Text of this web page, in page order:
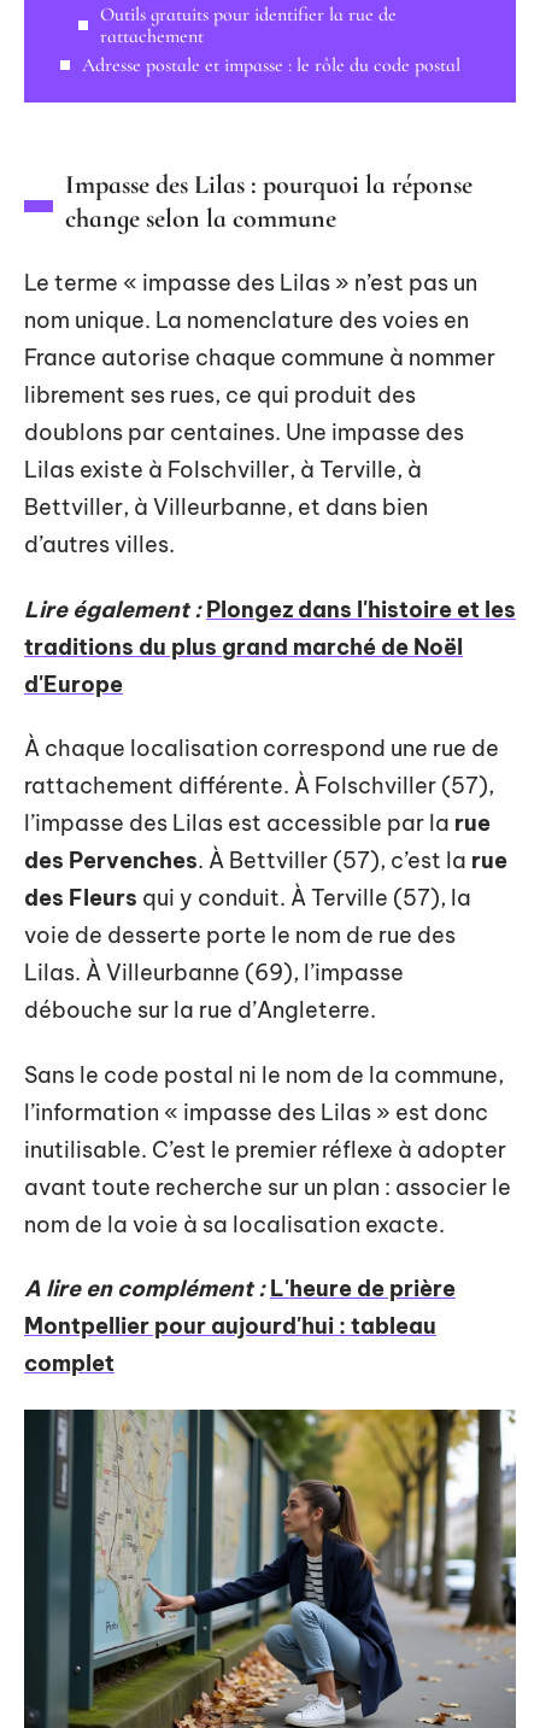
Outils gratuits pour identifier la rue de
rattachement
Adresse postale et impasse : le rôle du code postal
Impasse des Lilas : pourquoi la réponse
change selon la commune
Le terme « impasse des Lilas » n’est pas un
nom unique. La nomenclature des voies en
France autorise chaque commune à nommer
librement ses rues, ce qui produit des
doublons par centaines. Une impasse des
Lilas existe à Folschviller, à Terville, à
Bettviller, à Villeurbanne, et dans bien
d’autres villes.
Lire également : Plongez dans l'histoire et les
traditions du plus grand marché de Noël
d'Europe
À chaque localisation correspond une rue de
rattachement différente. À Folschviller (57),
l’impasse des Lilas est accessible par la rue
des Pervenches. À Bettviller (57), c’est la rue
des Fleurs qui y conduit. À Terville (57), la
voie de desserte porte le nom de rue des
Lilas. À Villeurbanne (69), l’impasse
débouche sur la rue d’Angleterre.
Sans le code postal ni le nom de la commune,
l’information « impasse des Lilas » est donc
inutilisable. C’est le premier réflexe à adopter
avant toute recherche sur un plan : associer le
nom de la voie à sa localisation exacte.
A lire en complément : L'heure de prière
Montpellier pour aujourd'hui : tableau
complet